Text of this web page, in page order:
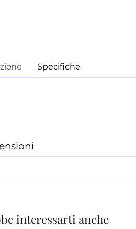
Specifiche
interessarti anche